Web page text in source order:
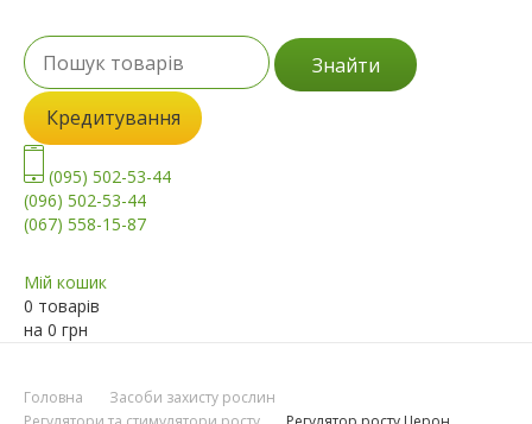
Знайти
Кредитування
(095) 502-53-44
(096) 502-53-44
(067) 558-15-87
Мій кошик
0 товарів
на 0 грн
Головна
Засоби захисту рослин